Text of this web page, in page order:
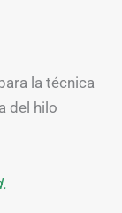
la técnica
del hilo